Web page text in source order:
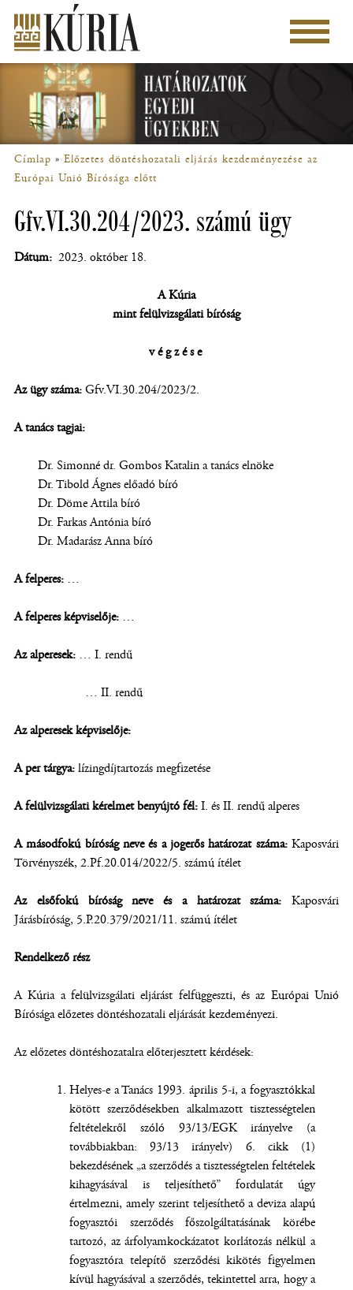
tartalomra
Főmenü
Morzsa
Címlap
Előzetes döntéshozatali eljárás kezdeményezése az
Európai Unió Bírósága előtt
Gfv.VI.30.204/2023. számú ügy
Dátum 2023. október 18.
A Kúria
mint felülvizsgálati bíróság
végzése
Az ügy száma:Gfv.VI.30.204/2023/2.
A tanács tagjai:
Dr. Simonné dr. Gombos Katalin a tanács elnöke
Dr. Tibold Ágnes előadó bíró
Dr. Döme Attila bíró
Dr. Farkas Antónia bíró
Dr. Madarász Anna bíró
A felperes: …
A felperes képviselője: …
Az alperesek: … I. rendű
… II. rendű
Az alperesek képviselője:
A per tárgya:lízingdíjtartozás megfizetése
A felülvizsgálati kérelmet benyújtó fél:I. és II. rendű alperes
A másodfokú bíróság neve és a jogerős határozat száma: Kaposvári
Törvényszék, 2.Pf.20.014/2022/5. számú ítélet
Az elsőfokú bíróság neve és a határozat száma: Kaposvári
Járásbíróság, 5.P.20.379/2021/11. számú ítélet
Rendelkező rész
A Kúria a felülvizsgálati eljárást felfüggeszti, és az Európai Unió
Bírósága előzetes döntéshozatali eljárását kezdeményezi.
Az előzetes döntéshozatalra előterjesztett kérdések:
Helyes-e a Tanács 1993. április 5-i, a fogyasztókkal
kötött szerződésekben alkalmazott tisztességtelen
feltételekről szóló 93/13/EGK irányelve (a
továbbiakban: 93/13 irányelv) 6. cikk (1)
bekezdésének „a szerződés a tisztességtelen feltételek
kihagyásával is teljesíthető” fordulatát úgy
értelmezni, amely szerint teljesíthető a deviza alapú
fogyasztói szerződés főszolgáltatásának körébe
tartozó, az árfolyamkockázatot korlátozás nélkül a
fogyasztóra telepítő szerződési kikötés figyelmen
kívül hagyásával a szerződés, tekintettel arra, hogy a